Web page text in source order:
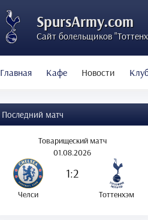
SpursArmy.com
Сайт болельщиков
Главная Кафе Новости
Последний матч
Товарищеский матч
01.08.2026
1:2
Челси Тоттенхэм